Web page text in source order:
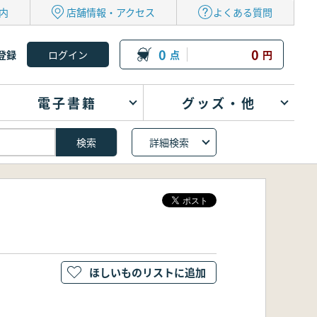
店舗情報・アクセス よくある質問
録 0 点 0 円
電子書籍 グッズ・他
詳細検索
ほしいものリストに追加